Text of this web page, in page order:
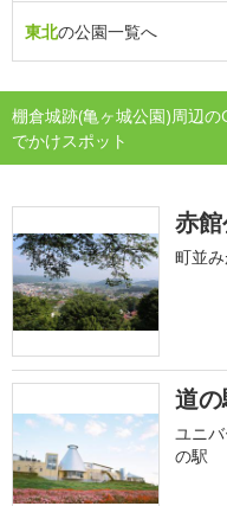
東北の公園一覧へ
棚倉城跡(亀ヶ城公園)周辺
でかけスポット
赤
町並
道
ユニ
の駅